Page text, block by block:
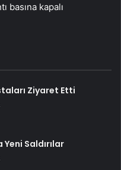
basına kapalı
Ziyaret Etti
Yeni Saldırılar